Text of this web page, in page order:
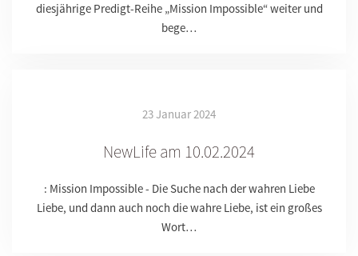
diesjährige Predigt-Reihe „Mission Impossible“ weiter und
bege…
23 Januar 2024
NewLife am 10.02.2024
: Mission Impossible - Die Suche nach der wahren Liebe
Liebe, und dann auch noch die wahre Liebe, ist ein großes
Wort…